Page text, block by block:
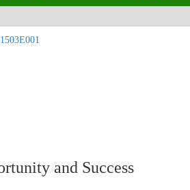
and Success